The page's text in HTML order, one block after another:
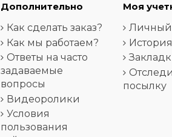
Дополнительно
Как сделать заказ?
Как мы работаем?
Ответы на часто
задаваемые
вопросы
Видеоролики
Условия
пользования
Моя
Личный
посылку